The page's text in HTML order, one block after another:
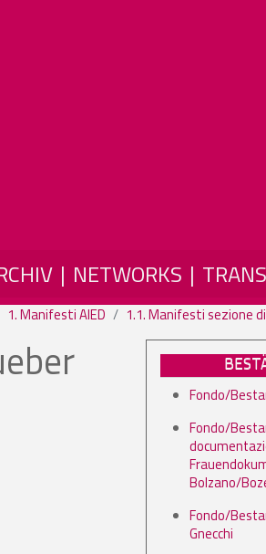
NETWORKS
1. Manifesti AIED 1.1. Manifesti sezione
Fondo/
Fondo/
Bolzano/
Fondo/
Gnecchi